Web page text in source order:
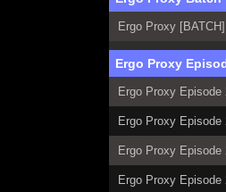
Ergo Proxy
Ergo Proxy
Ergo Proxy
Ergo Proxy
Ergo Proxy
Ergo Proxy